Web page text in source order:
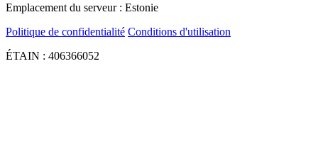
Emplacement du serveur : Estonie
Politique de confidentialité Conditions d'utilisation
ÉTAIN : 406366052